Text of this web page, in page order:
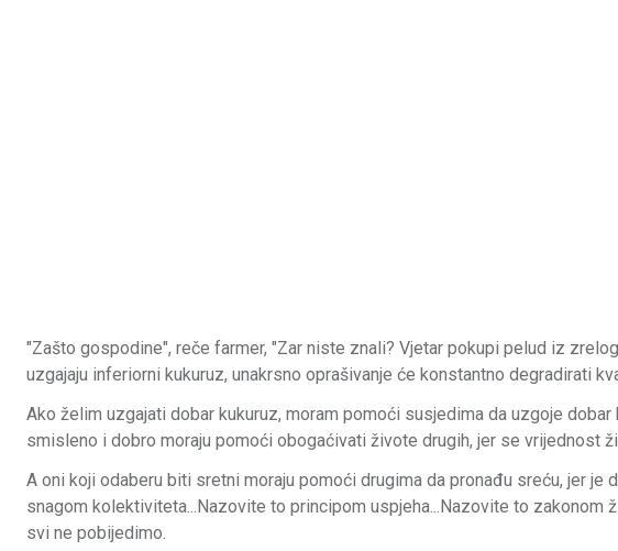
"Zašto gospodine", reče farmer, "Zar niste znali? Vjetar pokupi pelud iz
uzgajaju inferiorni kukuruz, unakrsno oprašivanje će konstantno degradirati
Ako želim uzgajati dobar kukuruz, moram pomoći susjedima da uzgoje
smisleno i dobro moraju pomoći obogaćivati živote drugih, jer se vrijednost
A oni koji odaberu biti sretni moraju pomoći drugima da pronađu sreću, jer
snagom kolektiviteta...Nazovite to principom uspjeha...Nazovite to zakonom
svi ne pobijedimo.